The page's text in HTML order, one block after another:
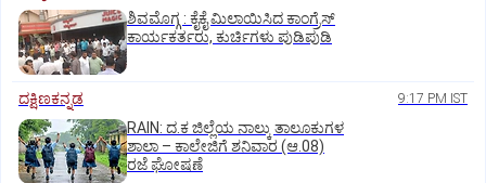
ಶಿವಮೊಗ್ಗ : ಕೈಕೈ ಮಿಲಾಯಿಸಿದ ಕಾಂಗ್ರೆಸ್
ಕಾರ್ಯಕರ್ತರು, ಕುರ್ಚಿಗಳು ಪುಡಿಪುಡಿ
ದಕ್ಷಿಣಕನ್ನಡ 9:17 PM IST
RAIN: ದ.ಕ ಜಿಲ್ಲೆಯ ನಾಲ್ಕು ತಾಲೂಕುಗಳ
ಶಾಲಾ – ಕಾಲೇಜಿಗೆ ಶನಿವಾರ (ಆ.08)
ರಜೆ ಘೋಷಣೆ